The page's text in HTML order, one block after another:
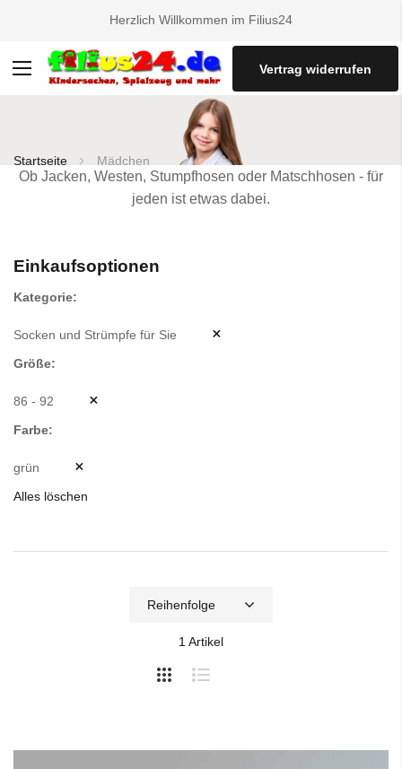
Herzlich Willkommen im Filius24
Navigation
Vertrag widerrufen
Startseite Mädchen
Ob Jacken, Westen, Stumpfhosen oder Matschhosen - für
jeden ist etwas dabei.
1 Artikel
Einkaufsoptionen
Kategorie
Socken und Strümpfe für Sie
Größe
86 - 92
Farbe
grün
Alles löschen